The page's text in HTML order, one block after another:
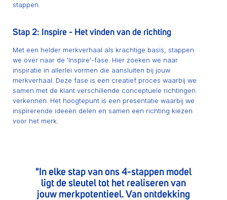
stappen.
Stap 2: Inspire - Het vinden van de richting
Met een helder merkverhaal als krachtige basis, stappen
we over naar de 'Inspire'-fase. Hier zoeken we naar
inspiratie in allerlei vormen die aansluiten bij jouw
merkverhaal. Deze fase is een creatief proces waarbij we
samen met de klant verschillende conceptuele richtingen
verkennen. Het hoogtepunt is een presentatie waarbij we
inspirerende ideeën delen en samen een richting kiezen
voor het merk.
"In elke stap van ons 4-stappen model
ligt de sleutel tot het realiseren van
jouw merkpotentieel. Van ontdekking